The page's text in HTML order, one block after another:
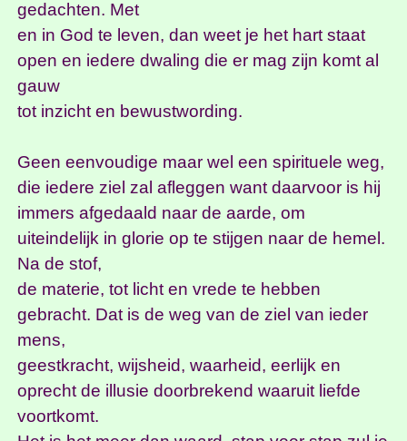
gedachten. Met
en in God te leven, dan weet je het hart staat
open en iedere dwaling die er mag zijn komt al
gauw
tot inzicht en bewustwording.
Geen eenvoudige maar wel een spirituele weg,
die iedere ziel zal afleggen want daarvoor is hij
immers afgedaald naar de aarde, om
uiteindelijk in glorie op te stijgen naar de hemel.
Na de stof,
de materie, tot licht en vrede te hebben
gebracht. Dat is de weg van de ziel van ieder
mens,
geestkracht, wijsheid, waarheid, eerlijk en
oprecht de illusie doorbrekend waaruit liefde
voortkomt.